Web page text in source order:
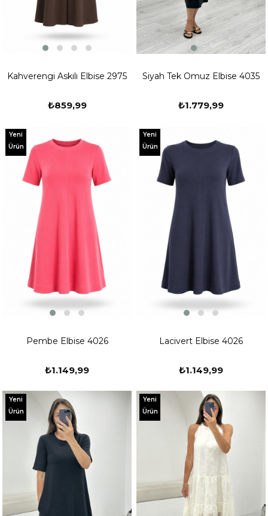
Kahverengi Askılı Elbise 2975
₺859,99
Siyah Tek Omuz Elbise 4035
₺1.779,99
Pembe Elbise 4026
₺1.149,99
Yeni
Ürün
Lacivert Elbise 4026
₺1.149,99
Yeni
Ürün
Yeni
Ürün
Yeni
Ürün